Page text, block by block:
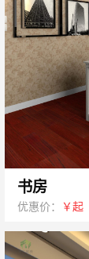
书房
优惠价： ￥起